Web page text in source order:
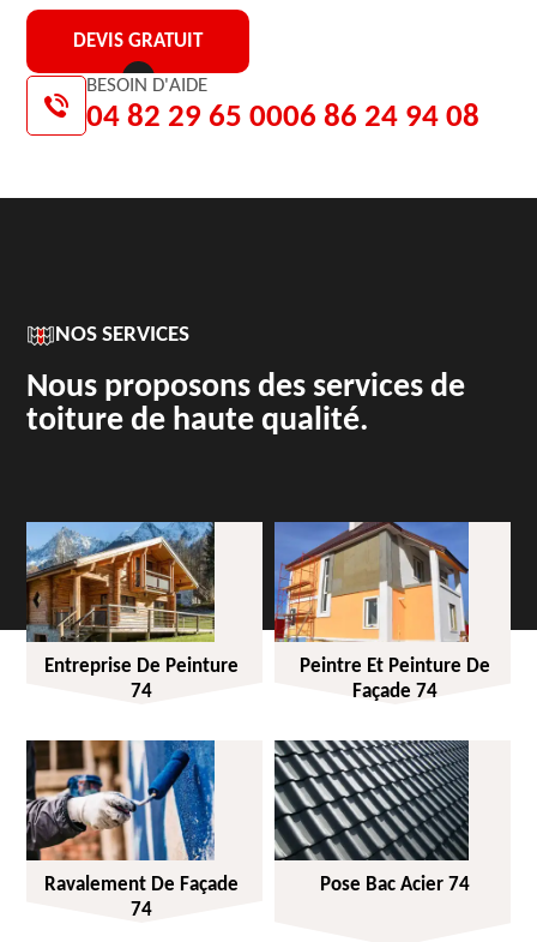
DEVIS GRATUIT
BESOIN D'AIDE
04 82 29 65 0006 86 24 94 08
NOS SERVICES
Nous proposons des services de
toiture de haute qualité.
Entreprise De Peinture
74
Peintre Et Peinture De
Façade 74
Ravalement De Façade
74
Pose Bac Acier 74